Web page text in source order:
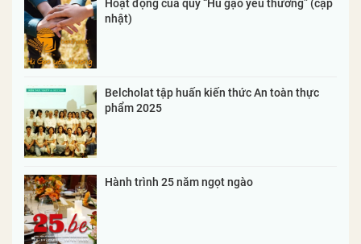
Hoạt động của quỹ “Hũ gạo yêu thương” (cập
nhật)
Belcholat tập huấn kiến thức An toàn thực
phẩm 2025
Hành trình 25 năm ngọt ngào